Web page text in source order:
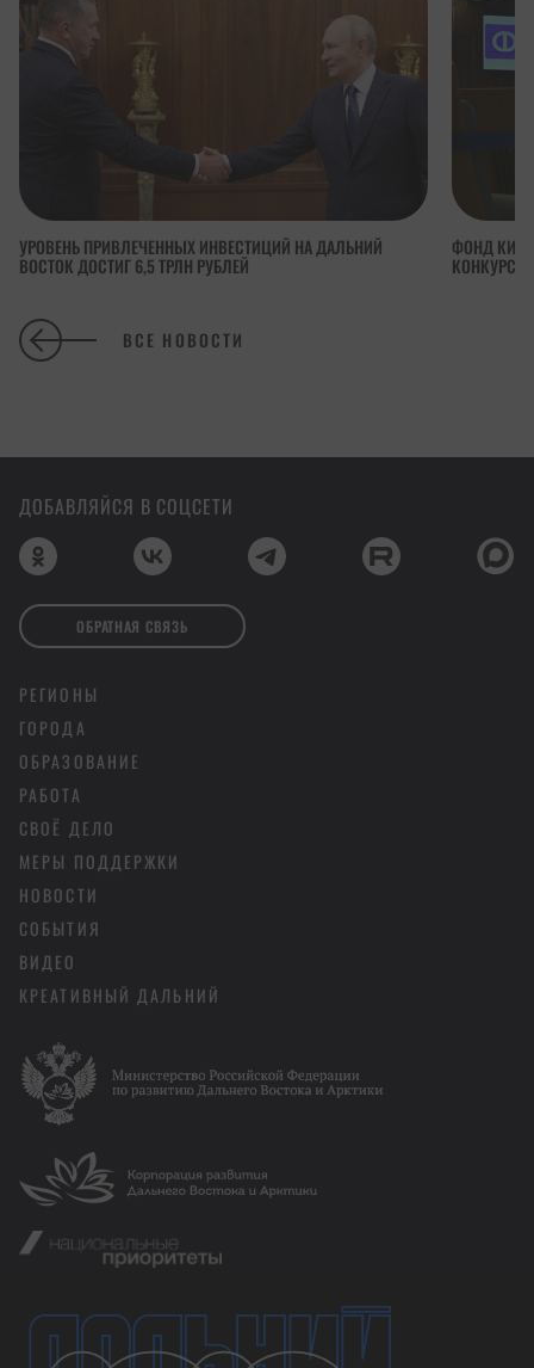
УРОВЕНЬ ПРИВЛЕЧЕННЫХ ИНВЕСТИЦИЙ НА ДАЛЬНИЙ
ВОСТОК ДОСТИГ 6,5 ТРЛН РУБЛЕЙ
ФОНД
ВСЕ НОВОСТИ
РЕГИОНЫ
ГОРОДА
ОБРАЗОВАНИЕ
РАБОТА
СВОЁ ДЕЛО
МЕРЫ ПОДДЕРЖКИ
НОВОСТИ
СОБЫТИЯ
ВИДЕО
КРЕАТИВНЫЙ ДАЛЬНИЙ
ДОБАВЛЯЙСЯ В СОЦСЕТИ
ОБРАТНАЯ СВЯЗЬ